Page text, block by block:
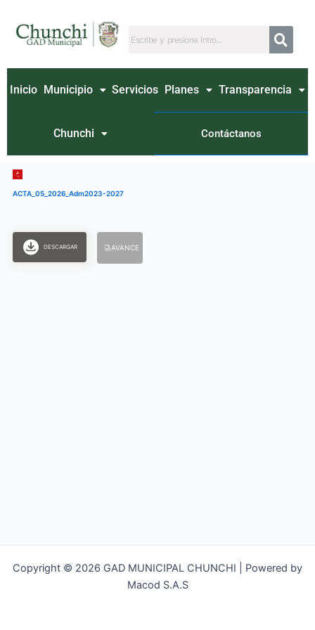
contenido
Inicio Municipio Servicios Planes Transparencia
Chunchi Contáctanos
ACTA_05_2026_Adm2023-2027
DESCARGAR AVANCE
Copyright © 2026 GAD MUNICIPAL CHUNCHI | Powered by
Macod S.A.S